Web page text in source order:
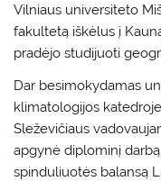
Vilniaus universiteto
fakultetą iškėlus į
pradėjo studijuoti
Dar besimokydamas
klimatologijos
Sleževičiaus
apgynė diplominį
spinduliuotės balansą